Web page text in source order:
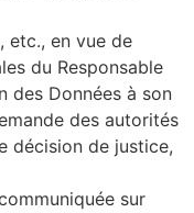
etc., en vue de
du Responsable
des Données à son
des autorités
décision de justice,
sur